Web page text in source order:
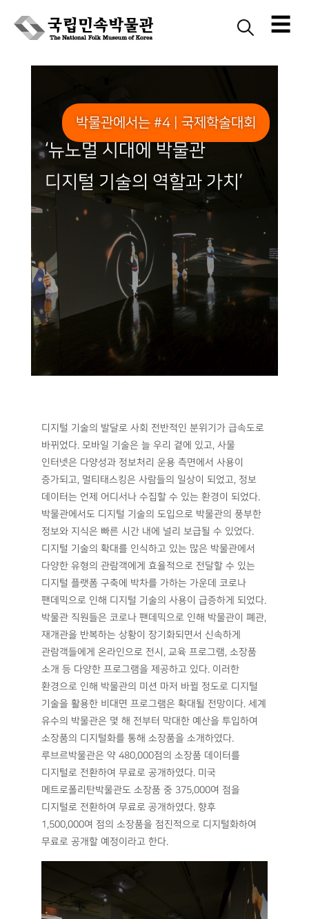
☰
Skip
박물관에서는 #4 | 국제학술대회
‘뉴노멀 시대에 박물관
디지털 기술의 역할과 가치’
디지털 기술의 발달로 사회 전반적인 분위기가 급속도로
바뀌었다. 모바일 기술은 늘 우리 곁에 있고, 사물
인터넷은 다양성과 정보처리 운용 측면에서 사용이
증가되고, 멀티태스킹은 사람들의 일상이 되었고, 정보
데이터는 언제 어디서나 수집할 수 있는 환경이 되었다.
박물관에서도 디지털 기술의 도입으로 박물관의 풍부한
정보와 지식은 빠른 시간 내에 널리 보급될 수 있었다.
디지털 기술의 확대를 인식하고 있는 많은 박물관에서
다양한 유형의 관람객에게 효율적으로 전달할 수 있는
디지털 플랫폼 구축에 박차를 가하는 가운데 코로나
팬데믹으로 인해 디지털 기술의 사용이 급증하게 되었다.
박물관 직원들은 코로나 팬데믹으로 인해 박물관이 폐관,
재개관을 반복하는 상황이 장기화되면서 신속하게
관람객들에게 온라인으로 전시, 교육 프로그램, 소장품
소개 등 다양한 프로그램을 제공하고 있다. 이러한
환경으로 인해 박물관의 미션 마저 바뀔 정도로 디지털
기술을 활용한 비대면 프로그램은 확대될 전망이다. 세계
유수의 박물관은 몇 해 전부터 막대한 예산을 투입하여
소장품의 디지털화를 통해 소장품을 소개하였다.
루브르박물관은 약 480,000점의 소장품 데이터를
디지털로 전환하여 무료로 공개하였다. 미국
메트로폴리탄박물관도 소장품 중 375,000여 점을
디지털로 전환하여 무료로 공개하였다. 향후
1,500,000여 점의 소장품을 점진적으로 디지털화하여
무료로 공개할 예정이라고 한다.